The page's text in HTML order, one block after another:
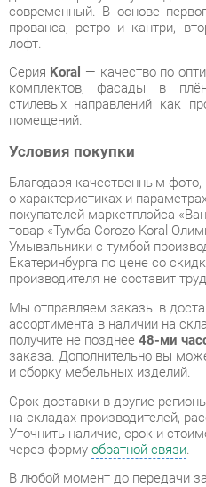
СерияKoral— качество по
комплектов, фасады в
стилевых направлений как
помещений.
Условия покупки
Благодаря качественным фото,
о характеристиках и
покупателей маркетплэйса
товар «Тумба Corozo Koral Олимп
Умывальники с тумбой
Екатеринбурга по цене со
производителя не составит
Мы отправляем заказы в
ассортимента в наличии на
получите не позднее48-ми
заказа. Дополнительно вы
Срок доставки в другие регионы,
на складах производителей,
Уточнить наличие, срок и
через формуобратной связи.
В любой момент до передачи
течение 7-ми дней после
изменить выборили принять
Несмотря на качественную
могут быть повреждены при